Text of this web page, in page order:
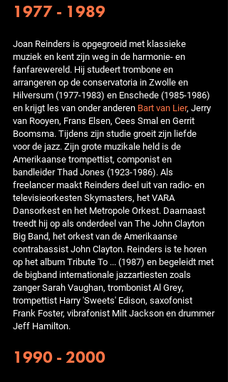
1977 - 1989
Joan Reinders is opgegroeid met klassieke
muziek en kent zijn weg in de harmonie- en
fanfarewereld. Hij studeert trombone en
arrangeren op de conservatoria in Zwolle en
Hilversum (1977-1983) en Enschede (1985-1986)
en krijgt les van onder anderen Bart van Lier, Jerry
van Rooyen, Frans Elsen, Cees Smal en Gerrit
Boomsma. Tijdens zijn studie groeit zijn liefde
voor de jazz. Zijn grote muzikale held is de
Amerikaanse trompettist, componist en
bandleider Thad Jones (1923-1986). Als
freelancer maakt Reinders deel uit van radio- en
televisieorkesten Skymasters, het VARA
Dansorkest en het Metropole Orkest. Daarnaast
treedt hij op als onderdeel van The John Clayton
Big Band, het orkest van de Amerikaanse
contrabassist John Clayton. Reinders is te horen
op het album Tribute To ... (1987) en begeleidt met
de bigband internationale jazzartiesten zoals
zanger Sarah Vaughan, trombonist Al Grey,
trompettist Harry 'Sweets' Edison, saxofonist
Frank Foster, vibrafonist Milt Jackson en drummer
Jeff Hamilton.
1990 - 2000